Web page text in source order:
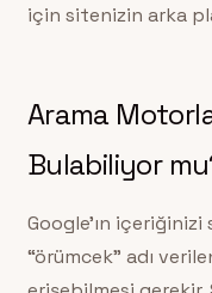
için sitenizin arka
Arama
Bulabiliyor
Google’ın
“örümcek” adı